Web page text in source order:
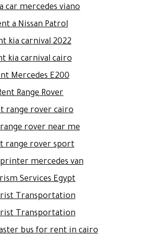
car mercedes viano
a Nissan Patrol
kia carnival 2022
kia carnival cairo
Mercedes E200
Range Rover
range rover cairo
rover near me
range rover sport
mercedes van
Services Egypt
Transportation
Transportation
bus for rent in cairo